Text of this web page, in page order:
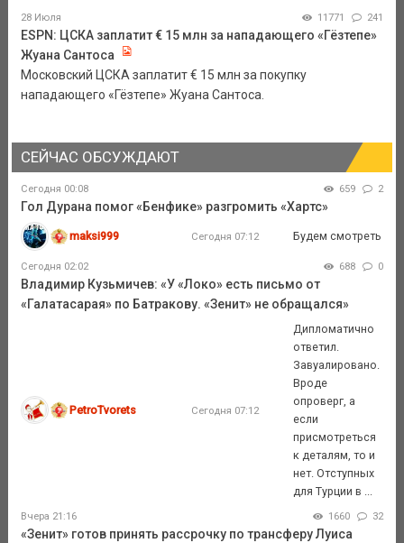
28 Июля 11771 241
ESPN: ЦСКА заплатит € 15 млн за нападающего «Гёзтепе»
Жуана Сантоса
Московский ЦСКА заплатит € 15 млн за покупку
нападающего «Гёзтепе» Жуана Сантоса.
СЕЙЧАС ОБСУЖДАЮТ
Сегодня 00:08 659 2
Гол Дурана помог «Бенфике» разгромить «Хартс»
maksi999 Сегодня 07:12 Будем смотреть
Сегодня 02:02 688 0
Владимир Кузьмичев: «У «Локо» есть письмо от
«Галатасарая» по Батракову. «Зенит» не обращался»
PetroTvorets Сегодня 07:12
Дипломатично
ответил.
Завуалировано.
Вроде
опроверг, а
если
присмотреться
к деталям, то и
нет. Отступных
для Турции в ...
Вчера 21:16 1660 32
«Зенит» готов принять рассрочку по трансферу Луиса